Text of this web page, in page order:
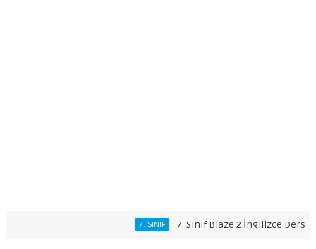
7. SINIF 7. Sınıf Blaze 2 İngilizce Ders Kitabı